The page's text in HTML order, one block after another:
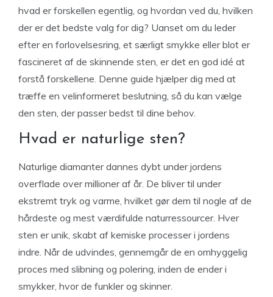
hvad er forskellen egentlig, og hvordan ved du, hvilken
der er det bedste valg for dig? Uanset om du leder
efter en forlovelsesring, et særligt smykke eller blot er
fascineret af de skinnende sten, er det en god idé at
forstå forskellene. Denne guide hjælper dig med at
træffe en velinformeret beslutning, så du kan vælge
den sten, der passer bedst til dine behov.
Hvad er naturlige sten?
Naturlige diamanter dannes dybt under jordens
overflade over millioner af år. De bliver til under
ekstremt tryk og varme, hvilket gør dem til nogle af de
hårdeste og mest værdifulde naturressourcer. Hver
sten er unik, skabt af kemiske processer i jordens
indre. Når de udvindes, gennemgår de en omhyggelig
proces med slibning og polering, inden de ender i
smykker, hvor de funkler og skinner.